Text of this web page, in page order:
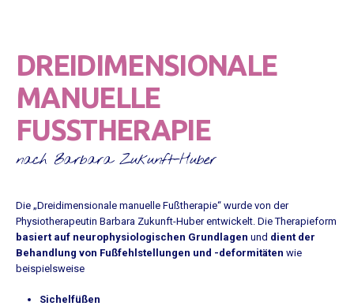
DREIDIMENSIONALE
MANUELLE
FUSSTHERAPIE
nach Barbara Zukunft-Huber
Die „Dreidimensionale manuelle Fußtherapie“ wurde von der
Physiotherapeutin Barbara Zukunft-Huber entwickelt. Die Therapieform
basiert auf neurophysiologischen Grundlagen und dient der
Behandlung von Fußfehlstellungen und -deformitäten wie
beispielsweise
Sichelfüßen